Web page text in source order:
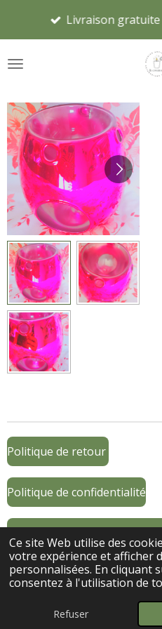
Ce site Web utilise des
votre expérience et afficher
personnalisées. En cliquant
consentez à l'utilisation de
Refuser
principal
Livraison
Politique de retour
Politique de confidentialité
Conditions générales de
Coordonnées
Propulsé parWebador